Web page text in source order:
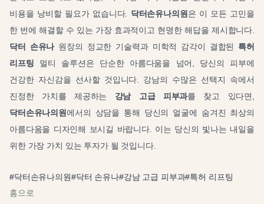
비용을 낭비할 필요가 없습니다. 닥터손유나의원은 이 모든 고민을
한 번에 해결할 수 있는 가장 효과적이고 현명한 해답을 제시합니다.
닥터 손유나원장의 정교한 기술력과 미학적 감각이 결합된 특허
리프팅 멀티 솔루션은 단순한 아름다움을 넘어, 당신의 피부에
건강한 자신감을 선사할 것입니다. 강남의 수많은 선택지 속에서
진정한 가치를 제공하는 강남 고급 피부과를 찾고 있다면,
닥터손유나의원에서의 상담을 통해 당신의 얼굴에 숨겨진 최상의
아름다움을 디자인해 보시길 바랍니다. 이는 당신의 빛나는 내일을
위한 가장 가치 있는 투자가 될 것입니다.
#닥터손유나의원#닥터 손유나#강남 고급 피부과#특허 리프팅
홈으로